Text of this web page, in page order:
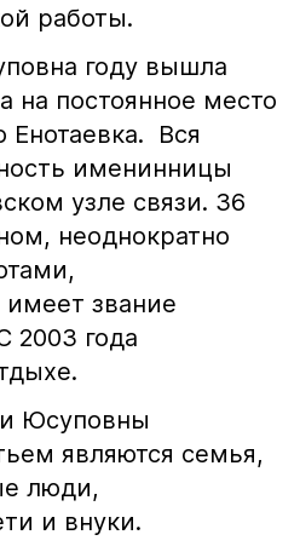
работы.
году вышла
на постоянное место
Енотаевка. Вся
именинницы
узле связи. 36
неоднократно
имеет звание
2003 года
Юсуповны
являются семья,
люди,
и внуки.